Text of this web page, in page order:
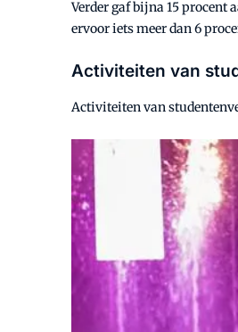
Verder gaf bijna 15 procent
ervoor iets meer dan 6
Activiteiten van
Activiteiten van